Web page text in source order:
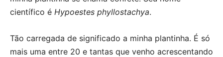
científico é Hypoestes phyllostachya.
Tão carregada de significado a minha plantinha. É só
mais uma entre 20 e tantas que venho acrescentando